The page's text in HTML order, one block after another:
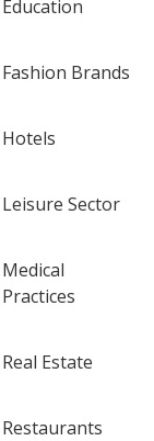
Education
Fashion Brands
Hotels
Leisure Sector
Medical
Practices
Real Estate
Restaurants